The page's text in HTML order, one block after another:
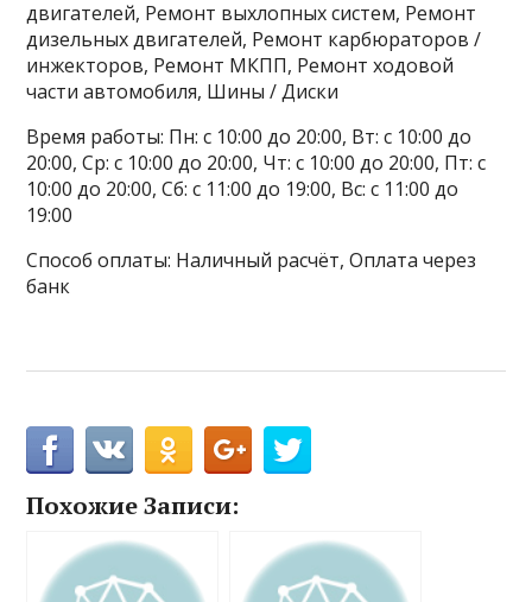
двигателей, Ремонт выхлопных систем, Ремонт
дизельных двигателей, Ремонт карбюраторов /
инжекторов, Ремонт МКПП, Ремонт ходовой
части автомобиля, Шины / Диски
Время работы: Пн: с 10:00 до 20:00, Вт: с 10:00 до
20:00, Ср: с 10:00 до 20:00, Чт: с 10:00 до 20:00, Пт: с
10:00 до 20:00, Сб: с 11:00 до 19:00, Вс: с 11:00 до
19:00
Способ оплаты: Наличный расчёт, Оплата через
банк
Похожие Записи: